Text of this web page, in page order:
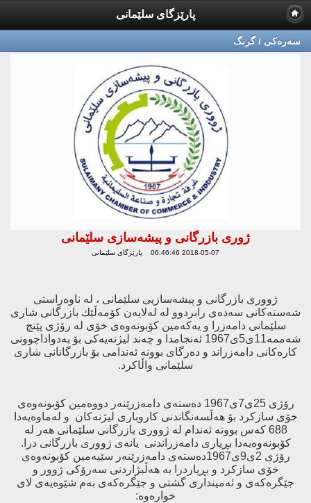
پارێزگای سلێمانی
سه‌ره‌كی / گرنگ
ژوری بازرگانی و پیشەسازی سلێمانی
2018-05-07 06:46:46 پارێزگای سلێمانی
ژووری‌ بازرگانی‌ و پیشه‌سازیی سلێمانی‌ ، له‌ ناوه‌راستی‌
شه‌سته‌كانی‌ سەدەی رابردوو له‌ له‌لایه‌ن كۆمه‌ڵێك بازرگانی‌ شاری‌
سلێمانی‌ دامه‌زرا و یه‌كه‌مین كۆبونه‌وه‌ی‌ خۆی‌ له‌ رۆژی‌ پێنچ
شه‌ممه‌11ی5ی1967 ئه‌نجامدا و چه‌ند لیژنه‌یه‌كی‌ بۆ به‌دواداچوونی‌
كاره‌كانی‌ دامه‌زراند و ده‌رگای‌ بوونه‌ ئه‌ندامی‌ بۆ بازرگانانی‌ شاری‌
سلێمانی‌ واڵاكرد.
رۆژی‌ 25ی7ی1967 ده‌سته‌ی‌ دامه‌زرێنه‌ر دووه‌مین كۆبونه‌وه‌ی‌
خۆی‌ سازكرد بۆ هه‌ڵسه‌نگاندنی‌ كاروباری‌ لیژنه‌كان و له‌ماوه‌یه‌دا
688 كه‌س بوونه‌ ئه‌ندام له‌ ژووری‌ بازرگانی‌ سلێمانی‌ هه‌ر له‌
كۆبونه‌وه‌یه‌دا بڕیاری‌ دامه‌زراندنی‌ یانه‌ی‌ ژووری‌ بازرگانی‌ درا.
رۆژی‌ 2ی9ی1967ده‌سته‌ی‌ دامه‌زرێنه‌ر سێیه‌مین كۆبونه‌وه‌ی‌
خۆی‌ سازكرد و بڕیاردرا به‌ هه‌ڵبژاردنی‌ سه‌رۆكی‌ ژوور و
جێگره‌كه‌ی‌ و ئه‌مینداری‌ گشتی‌ و جێگره‌كه‌ی‌ به‌م شێوه‌یه‌ی‌ لای‌
خواره‌وه‌: